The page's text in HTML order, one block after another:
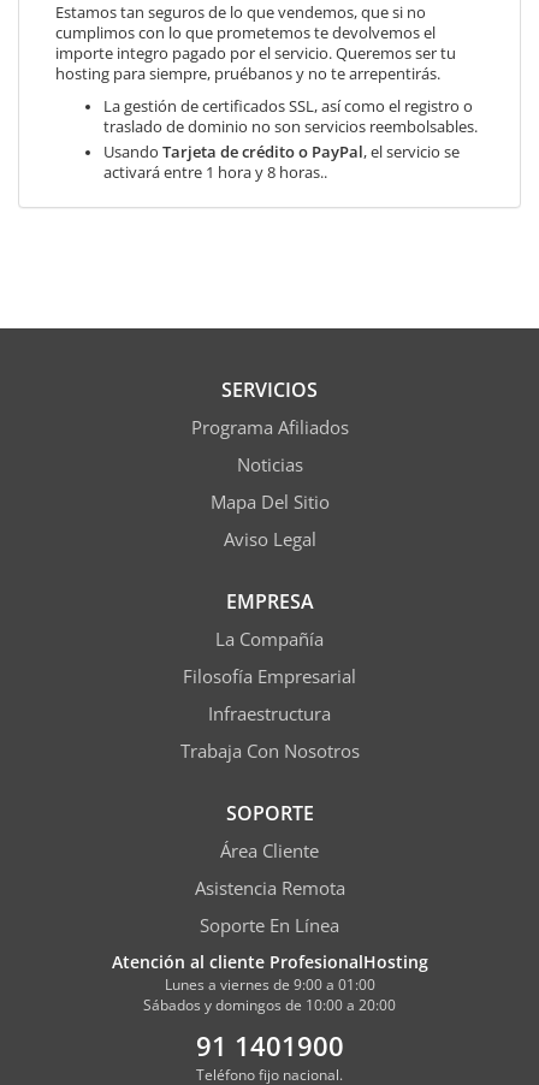
Estamos tan seguros de lo que vendemos, que si no
cumplimos con lo que prometemos te devolvemos el
importe integro pagado por el servicio. Queremos ser tu
hosting para siempre, pruébanos y no te arrepentirás.
La gestión de certificados SSL, así como el registro o
traslado de dominio no son servicios reembolsables.
Usando Tarjeta de crédito o PayPal, el servicio se
activará entre 1 hora y 8 horas..
SERVICIOS
Programa Afiliados
Noticias
Mapa Del Sitio
Aviso Legal
EMPRESA
La Compañía
Filosofía Empresarial
Infraestructura
Trabaja Con Nosotros
SOPORTE
Área Cliente
Asistencia Remota
Soporte En Línea
Atención al cliente ProfesionalHosting
Lunes a viernes de 9:00 a 01:00
Sábados y domingos de 10:00 a 20:00
91 1401900
Teléfono fijo nacional.